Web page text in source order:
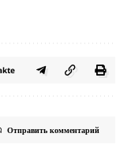
Отправить комментарий